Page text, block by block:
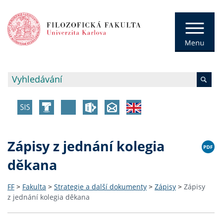
Zápisy z jednání kolegia
děkana
FF > Fakulta > Strategie a další dokumenty > Zápisy > Zápisy
z jednání kolegia děkana